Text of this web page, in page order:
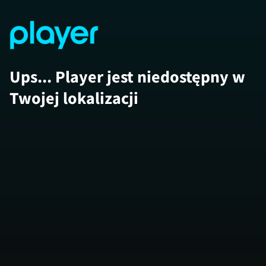
Ups... Player jest niedostępny w
Twojej lokalizacji